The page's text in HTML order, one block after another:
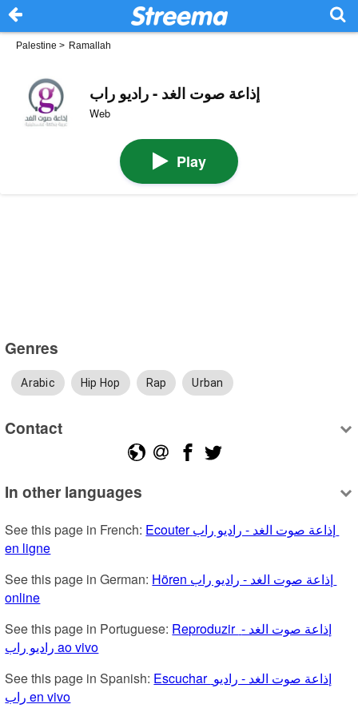
Palestine > Ramallah
إذاعة صوت الغد - راديو راب
Web
Play
Genres
Arabic Hip Hop Rap Urban
Contact
In other languages
See this page in French: Ecouter إذاعة صوت الغد - راديو راب
en ligne
See this page in German: Hören إذاعة صوت الغد - راديو راب
online
See this page in Portuguese: Reproduzir إذاعة صوت الغد -
راديو راب ao vivo
See this page in Spanish: Escuchar إذاعة صوت الغد - راديو
راب en vivo